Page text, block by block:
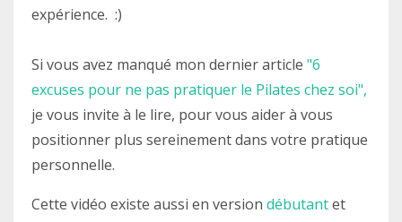
expérience. :)
Si vous avez manqué mon dernier article "6
excuses pour ne pas pratiquer le Pilates chez soi",
je vous invite à le lire, pour vous aider à vous
positionner plus sereinement dans votre pratique
personnelle.
Cette vidéo existe aussi en version débutantet